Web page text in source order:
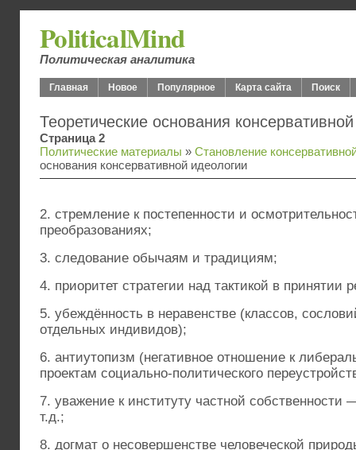
PoliticalMind
Политическая аналитика
Главная Новое Популярное Карта сайта Поиск
Теоретические основания
Страница 2
Политические материалы » Становление
основания консервативной идеологии
2. стремление к постепенности и
преобразованиях;
3. следование обычаям и традициям;
4. приоритет стратегии над тактикой в принятии
5. убеждённость в неравенстве (классов,
отдельных индивидов);
6. антиутопизм (негативное отношение к
проектам социально-политического
7. уважение к институту частной собственности
т.д.;
8. догмат о несовершенстве человеческой